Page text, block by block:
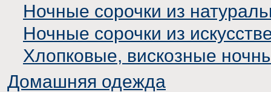
Ночные сорочки из
Ночные сорочки из
Хлопковые, вискозные
Домашняя одежда